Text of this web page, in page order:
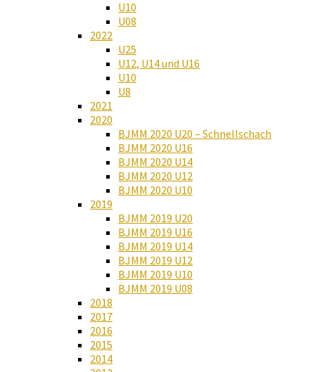
U10
U08
2022
U25
U12, U14 und U16
U10
U8
2021
2020
BJMM 2020 U20 – Schnellschach
BJMM 2020 U16
BJMM 2020 U14
BJMM 2020 U12
BJMM 2020 U10
2019
BJMM 2019 U20
BJMM 2019 U16
BJMM 2019 U14
BJMM 2019 U12
BJMM 2019 U10
BJMM 2019 U08
2018
2017
2016
2015
2014